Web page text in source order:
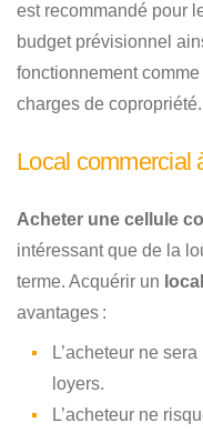
est recommandé pour
budget prévisionnel
fonctionnement
charges de copropriété.
Local commercial
Acheter une cellule
intéressant que de la
terme. Acquérir un
avantages :
L’acheteur ne
loyers.
L’acheteur ne